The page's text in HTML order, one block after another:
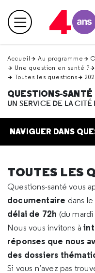
en
haut Menu principal
Accueil Au programme
Une question en santé ?
Toutes les questions
QUESTIONS-SANTÉ
UN SERVICE DE LA CITÉ
NAVIGUER DANS
TOUTES LES
Questions-santé vous
documentaire dans
délai de 72h (du
Nous vous invitons à
réponses que nous
des dossiers
Si vous n’avez pas